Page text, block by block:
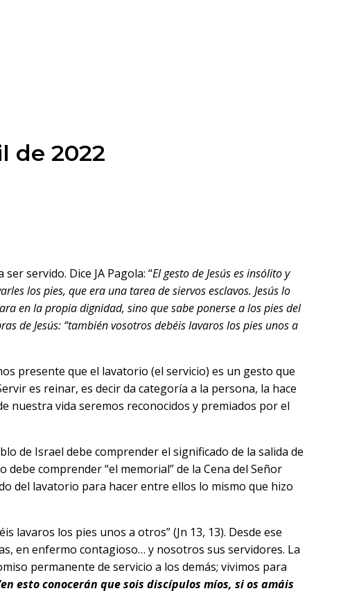
de 2022
servido. Dice JA Pagola: “El gesto de Jesús es insólito y
los pies, que era una tarea de siervos esclavos. Jesús lo
en la propia dignidad, sino que sabe ponerse a los pies del
de Jesús: “también vosotros debéis lavaros los pies unos a
presente que el lavatorio (el servicio) es un gesto que
es reinar, es decir da categoría a la persona, la hace
nuestra vida seremos reconocidos y premiados por el
de Israel debe comprender el significado de la salida de
comprender “el memorial” de la Cena del Señor
del lavatorio para hacer entre ellos lo mismo que hizo
lavaros los pies unos a otros” (Jn 13, 13). Desde ese
en enfermo contagioso… y nosotros sus servidores. La
permanente de servicio a los demás; vivimos para
esto conocerán que sois discípulos míos, si os amáis